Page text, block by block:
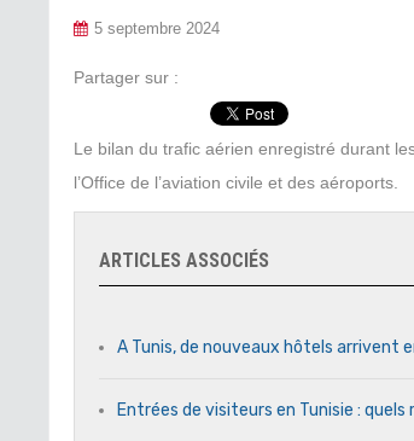
5 septembre 2024
Partager sur :
Le bilan du trafic aérien enregistré durant
l’Office de l’aviation civile et des aéroports.
ARTICLES ASSOCIÉS
A Tunis, de nouveaux hôtels arrivent
Entrées de visiteurs en Tunisie :